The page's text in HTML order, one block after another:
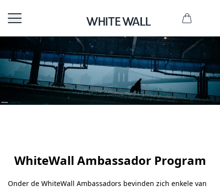
WhiteWall Ambassador Program
Onder de WhiteWall Ambassadors bevinden zich enkele van